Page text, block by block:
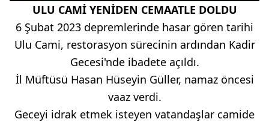
ULU CAMİ YENİDEN CEMAATLE DOLDU
6 Şubat 2023 depremlerinde hasar gören tarihi
Ulu Cami, restorasyon sürecinin ardından Kadir
Gecesi'nde ibadete açıldı.
İl Müftüsü Hasan Hüseyin Güller, namaz öncesi
vaaz verdi.
Geceyi idrak etmek isteyen vatandaşlar camide